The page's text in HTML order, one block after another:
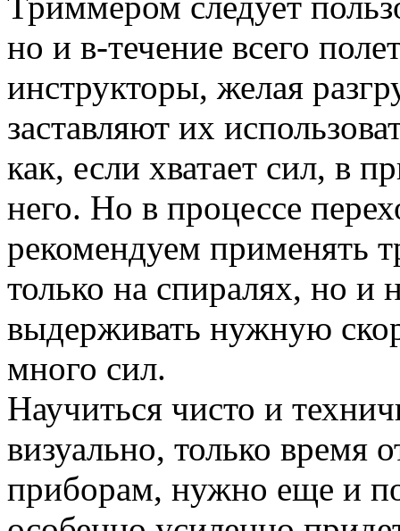
но и в-течение всего
инструкторы, желая
заставляют их
как, если хватает сил, в
него. Но в процессе
рекомендуем применять
только на спиралях, но и
выдерживать нужную
много сил.
Научиться чисто и
визуально, только время
приборам, нужно еще и